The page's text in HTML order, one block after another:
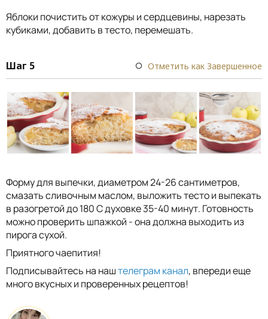
Яблоки почистить от кожуры и сердцевины, нарезать
кубиками, добавить в тесто, перемешать.
Шаг 5 Отметить как Завершенное
Форму для выпечки, диаметром 24-26 сантиметров,
смазать сливочным маслом, выложить тесто и выпекать
в разогретой до 180 С духовке 35-40 минут. Готовность
можно проверить шпажкой - она должна выходить из
пирога сухой.
Приятного чаепития!
Подписывайтесь на наштелеграм канал, впереди еще
много вкусных и проверенных рецептов!